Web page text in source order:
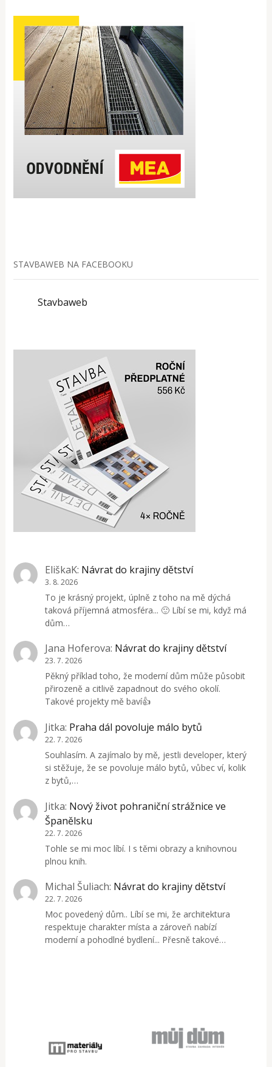
STAVBAWEB NA FACEBOOKU
Stavbaweb
EliškaK: Návrat do krajiny dětství
3. 8. 2026
To je krásný projekt, úplně z toho na mě dýchá
taková příjemná atmosféra... 🙂 Líbí se mi, když má
dům…
Jana Hoferova: Návrat do krajiny dětství
23. 7. 2026
Pěkný příklad toho, že moderní dům může působit
přirozeně a citlivě zapadnout do svého okolí.
Takové projekty mě baví👍
Jitka: Praha dál povoluje málo bytů
22. 7. 2026
Souhlasím. A zajímalo by mě, jestli developer, který
si stěžuje, že se povoluje málo bytů, vůbec ví, kolik
z bytů,…
Jitka: Nový život pohraniční strážnice ve
Španělsku
22. 7. 2026
Tohle se mi moc líbí. I s těmi obrazy a knihovnou
plnou knih.
Michal Šuliach: Návrat do krajiny dětství
22. 7. 2026
Moc povedený dům.. Líbí se mi, že architektura
respektuje charakter místa a zároveň nabízí
moderní a pohodlné bydlení... Přesně takové…